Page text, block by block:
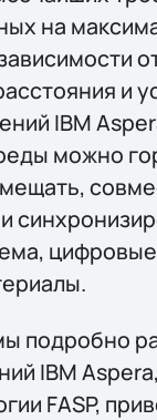
на
и
IBM
можно
подробно
IBM
FASP,